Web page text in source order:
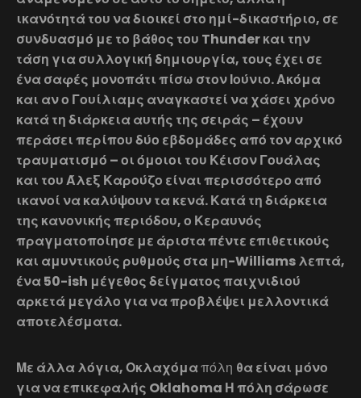
ικανότητά του να διοικεί στο ημί-δικαστήριο, σε
συνδυασμό με το βάθος του Thunder και την
τάση για συλλογική δημιουργία, τους έχει σε
ένα σαφές μονοπάτι πίσω στον Ιούνιο. Ακόμα
και αν ο Γουίλιαμς αναγκαστεί να χάσει χρόνο
κατά τη διάρκεια αυτής της σειράς – έχουν
περάσει περίπου δύο εβδομάδες από τον αρχικό
τραυματισμό – οι όμοιοι του Κέισον Γουάλας
και του Άλεξ Καρούζο είναι περισσότερο από
ικανοί να καλύψουν τα κενά. Κατά τη διάρκεια
της κανονικής περιόδου, ο Κεραυνός
πραγματοποίησε με άριστα πέντε επιθετικούς
και αμυντικούς ρυθμούς στα μη-Williams λεπτά,
ένα 50-ish μέγεθος δείγματος παιχνιδιού
αρκετά μεγάλο για να προβλέψει μελλοντικά
αποτελέσματα.
Με άλλα λόγια, Οκλαχόμαπόλη θα είναι μόνο
για να επικεφαλής Oklahoma Η πόλη σάρωσε